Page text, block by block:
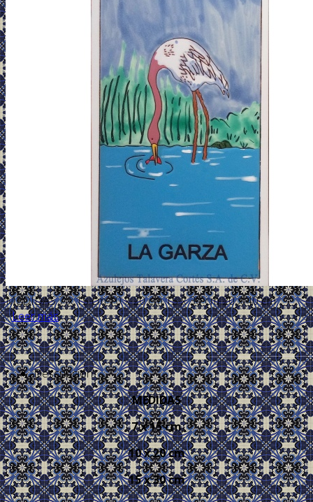
MEDIDAS 7 x 15 cm 10 x 20 cm 15 x 30 cm 20 x 40 cm
...Leer más
Descripción
MEDIDAS
7 x 15 cm
10 x 20 cm
15 x 30 cm